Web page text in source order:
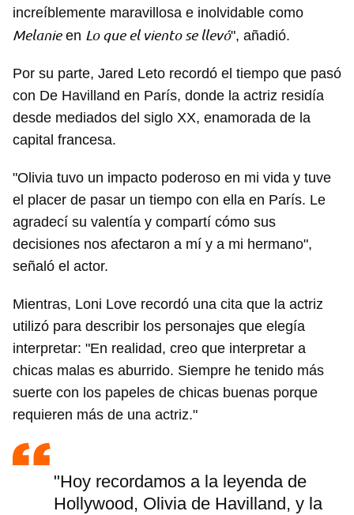
increíblemente maravillosa e inolvidable como
Melanieen Lo que el viento se llevó", añadió.
Por su parte, Jared Leto recordó el tiempo que pasó
con De Havilland en París, donde la actriz residía
desde mediados del siglo XX, enamorada de la
capital francesa.
"Olivia tuvo un impacto poderoso en mi vida y tuve
el placer de pasar un tiempo con ella en París. Le
agradecí su valentía y compartí cómo sus
decisiones nos afectaron a mí y a mi hermano",
señaló el actor.
Mientras, Loni Love recordó una cita que la actriz
utilizó para describir los personajes que elegía
interpretar: "En realidad, creo que interpretar a
chicas malas es aburrido. Siempre he tenido más
suerte con los papeles de chicas buenas porque
requieren más de una actriz."
"Hoy recordamos a la leyenda de
Hollywood, Olivia de Havilland, y la